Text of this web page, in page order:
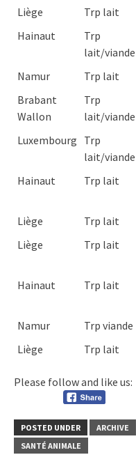
Liège Trp lait
Hainaut
Trp
lait/viande
Namur
Trp lait
Brabant
Wallon
Trp
lait/viande
Luxembourg Trp
lait/viande
Hainaut Trp lait
Liège Trp lait
Liège
Trp lait
Hainaut Trp lait
Namur Trp viande
Liège
Trp lait
Please follow and like us:
POSTED UNDER ARCHIVE
SANTÉ ANIMALE